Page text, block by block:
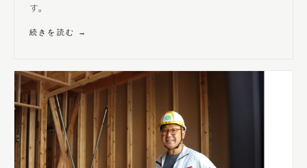
す。
続きを読む →